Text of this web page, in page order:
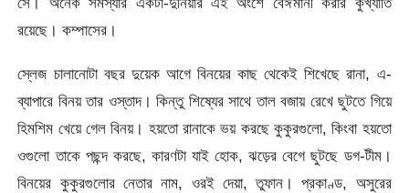
রয়েছে। কম্পাসের।
স্লেজ চালানোটা বছর দুয়েক আগে বিনয়ের কাছ থেকেই শিখেছে রানা, এ-
ব্যাপারে বিনয় তার ওস্তাদ। কিন্তু শিষ্যের সাথে তাল বজায় রেখে ছুটতে গিয়ে
হিমশিম খেয়ে গেল বিনয়। হয়তো রানাকে ভয় করছে কুকুরগুলো, কিংবা হয়তো
ওগুলো তাকে পছন্দ করছে, কারণটা যাই হোক, ঝড়ের বেগে ছুটছে ডগ-টীম।
বিনয়ের কুকুরগুলোর নেতার নাম, ওরই দেয়া, তুফান। প্রকাণ্ড, অসুরের